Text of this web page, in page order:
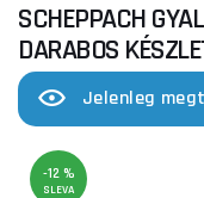
SCHEPPACH
DARABOS
Jelenleg
-12 %
SLEVA